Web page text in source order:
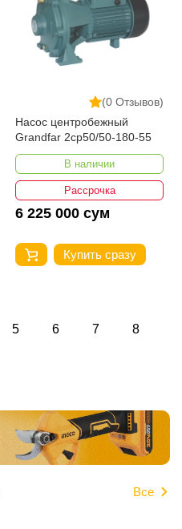
(0 Отзывов)
Насос центробежный
Grandfar 2cp50/50-180-55
В наличии
Рассрочка
6 225 000 сум
Купить сразу
5 6 7 8
Все